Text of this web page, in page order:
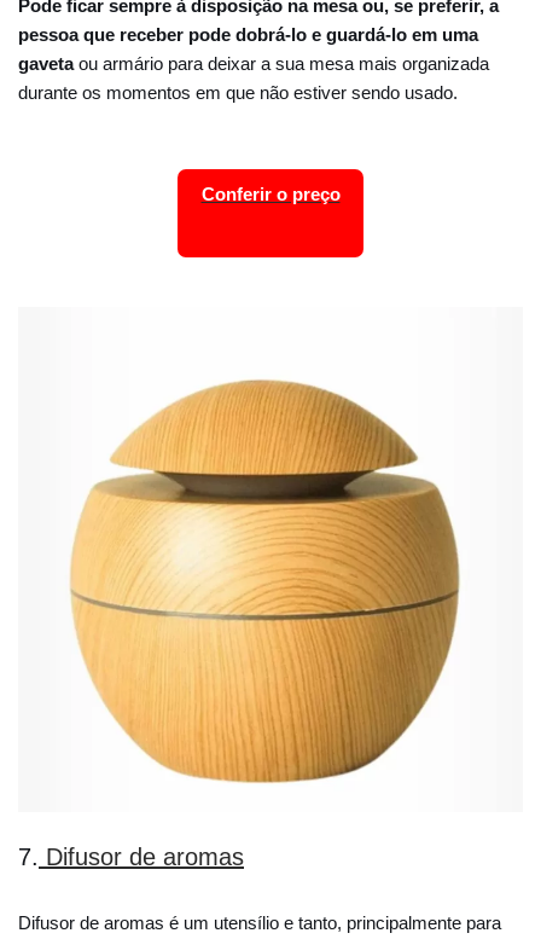
Pode ficar sempre à disposição na mesa ou, se preferir, a
pessoa que receber pode dobrá-lo e guardá-lo em uma
gavetaou armário para deixar a sua mesa mais organizada
durante os momentos em que não estiver sendo usado.
Conferir o preço
7. Difusor de aromas
Difusor de aromas é um utensílio e tanto, principalmente para